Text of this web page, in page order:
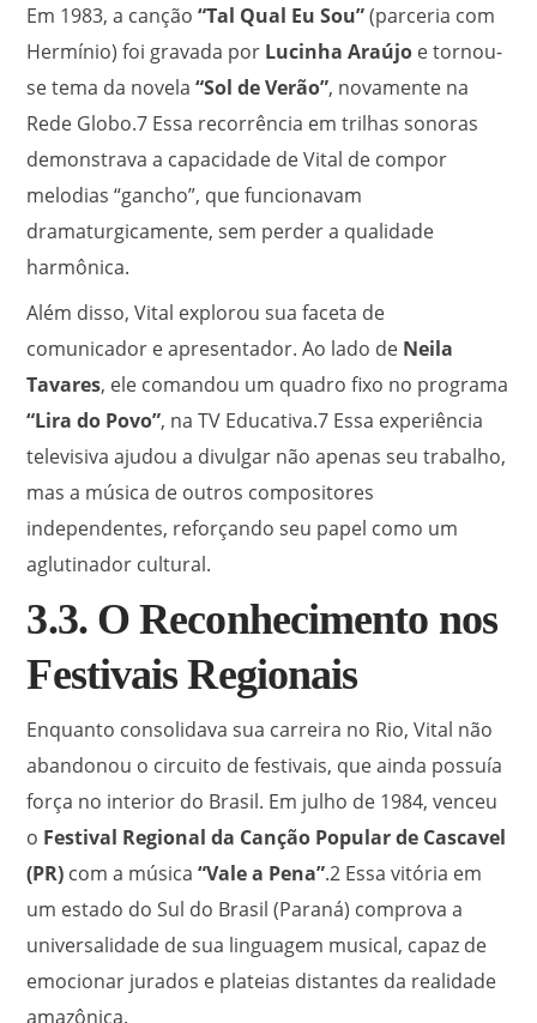
Em 1983, a canção“Tal Qual Eu Sou”(parceria com
Hermínio) foi gravada por Lucinha Araújo e tornou-
se tema da novela“Sol de Verão”, novamente na
Rede Globo.7 Essa recorrência em trilhas sonoras
demonstrava a capacidade de Vital de compor
melodias “gancho”, que funcionavam
dramaturgicamente, sem perder a qualidade
harmônica.
Além disso, Vital explorou sua faceta de
comunicador e apresentador. Ao lado de Neila
Tavares, ele comandou um quadro fixo no programa
“Lira do Povo”, na TV Educativa.7 Essa experiência
televisiva ajudou a divulgar não apenas seu trabalho,
mas a música de outros compositores
independentes, reforçando seu papel como um
aglutinador cultural.
3.3. O Reconhecimento nos
Festivais Regionais
Enquanto consolidava sua carreira no Rio, Vital não
abandonou o circuito de festivais, que ainda possuía
força no interior do Brasil. Em julho de 1984, venceu
o Festival Regional da Canção Popular de Cascavel
(PR) com a música“Vale a Pena”.2 Essa vitória em
um estado do Sul do Brasil (Paraná) comprova a
universalidade de sua linguagem musical, capaz de
emocionar jurados e plateias distantes da realidade
amazônica.